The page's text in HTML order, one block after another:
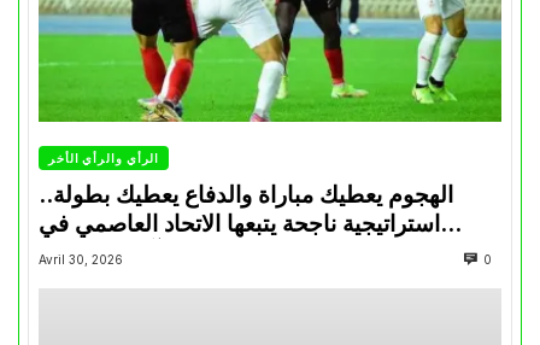
الرأي والرأي الأخر
الهجوم يعطيك مباراة والدفاع يعطيك بطولة..
استراتيجية ناجحة يتبعها الاتحاد العاصمي في
تتويجاته آخر السنوات
Avril 30, 2026 0